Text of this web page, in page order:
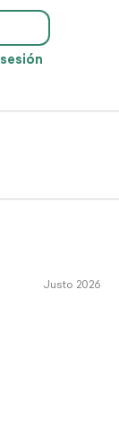
Justo 2026